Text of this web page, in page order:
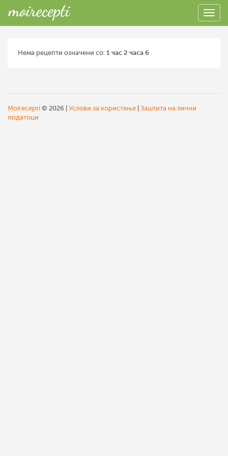
Нема рецепти означени со: 1 час 2 часа 6
Moirecepti © 2026 | Услови за користење Заштита на лични
податоци